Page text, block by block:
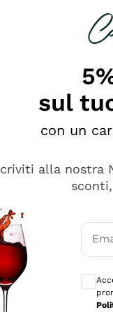
è male ma
sul
con un
alla nostra